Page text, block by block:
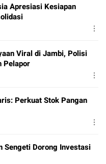
Apresiasi Kesiapan
Viral di Jambi, Polisi
Pelapor
Perkuat Stok Pangan
Sengeti Dorong Investasi